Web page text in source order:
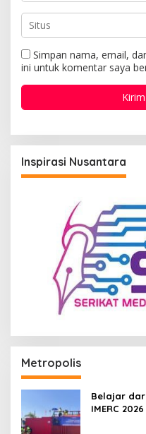
Simpan nama, email,
ini untuk komentar saya
Inspirasi Nusantara
Metropolis
Belajar
IMERC